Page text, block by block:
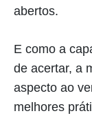
abertos.
E como a
de acertar, a
aspecto ao
melhores